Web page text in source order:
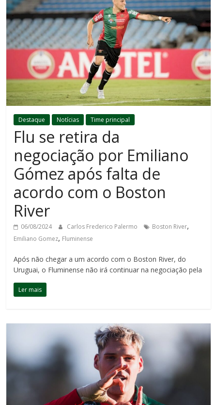
Destaque Notícias Time principal
Flu se retira da
negociação por Emiliano
Gómez após falta de
acordo com o Boston
River
06/08/2024 Carlos Frederico Palermo Boston River,
Emiliano Gomez, Fluminense
Após não chegar a um acordo com o Boston River, do
Uruguai, o Fluminense não irá continuar na negociação pela
Ler mais